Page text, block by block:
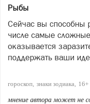
Рыбы
Сейчас вы способны
числе самые
оказывается
поддержать ваши
гороскоп знаки зодиака 16+
мнение автора может не